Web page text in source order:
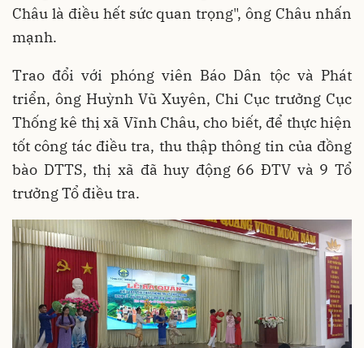
Châu là điều hết sức quan trọng", ông Châu nhấn
mạnh.
Trao đổi với phóng viên Báo Dân tộc và Phát
triển, ông Huỳnh Vũ Xuyên, Chi Cục trưởng Cục
Thống kê thị xã Vĩnh Châu, cho biết, để thực hiện
tốt công tác điều tra, thu thập thông tin của đồng
bào DTTS, thị xã đã huy động 66 ĐTV và 9 Tổ
trưởng Tổ điều tra.